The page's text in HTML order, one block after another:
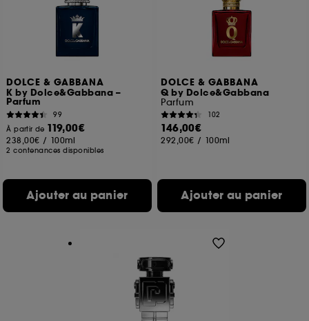
DOLCE & GABBANA
K by Dolce&Gabbana –
Parfum
99
À partir de 119,00€
238,00€ / 100ml
2 contenances disponibles
Ajouter au panier
DOLCE & GABBANA
Q by Dolce&Gabbana
Parfum
102
146,00€
292,00€ / 100ml
Ajouter au panier